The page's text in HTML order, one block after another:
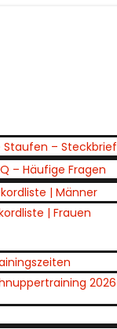
Staufen – Steckbrief
– Häufige Fragen
| Männer
| Frauen
2026